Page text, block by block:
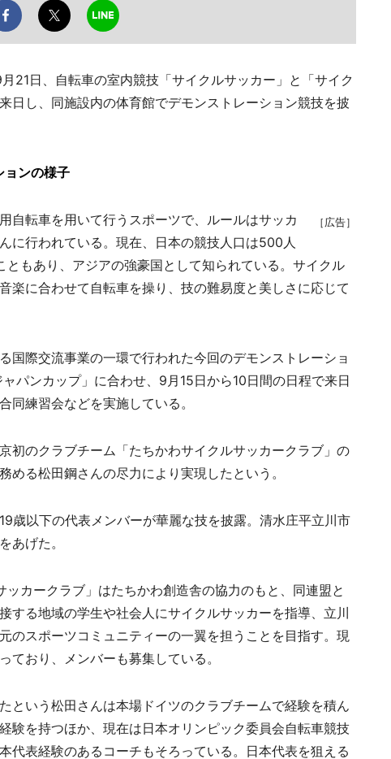
日、自転車の室内競技「サイクルサッカー」と「サイク
日し、同施設内の体育館でデモンストレーション競技を披
ョンの様子
［広告］
転車を用いて行うスポーツで、ルールはサッカ
に行われている。現在、日本の競技人口は500人
もあり、アジアの強豪国として知られている。サイクル
楽に合わせて自転車を操り、技の難易度と美しさに応じて
際交流事業の一環で行われた今回のデモンストレーショ
パンカップ」に合わせ、9月15日から10日間の日程で来日
同練習会などを実施している。
のクラブチーム「たちかわサイクルサッカークラブ」の
る松田鋼さんの尽力により実現したという。
以下の代表メンバーが華麗な技を披露。清水庄平立川市
あげた。
カークラブ」はたちかわ創造舎の協力のもと、同連盟と
する地域の学生や社会人にサイクルサッカーを指導、立川
のスポーツコミュニティーの一翼を担うことを目指す。現
おり、メンバーも募集している。
いう松田さんは本場ドイツのクラブチームで経験を積ん
験を持つほか、現在は日本オリンピック委員会自転車競技
代表経験のあるコーチもそろっている。日本代表を狙える